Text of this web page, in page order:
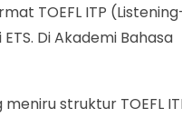
TOEFL ITP
Di Akademi Bahasa
struktur TOEFL